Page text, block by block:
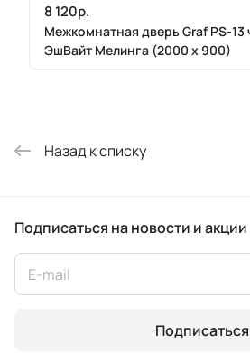
8 120р.
Межкомнатная дверь Graf PS-13
ЭшВайт Мелинга (2000 х 900)
Назад к списку
Подписаться на новости и акции
Подписаться